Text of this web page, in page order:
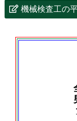
機械検査工の